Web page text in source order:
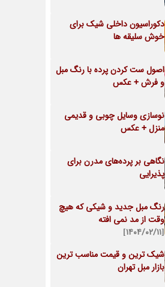
دکوراسیون داخلی شیک برای
خوش سلیقه ها
اصول ست کردن پرده با رنگ مبل
و فرش + عکس
نوسازی وسایل چوبی و قدیمی
منزل + عکس
نگاهی بر پرده‌های مدرن برای
پذیرایی
رنگ مبل جدید و شیکی که هیچ
وقت از مد نمی افته
[۱۴۰۴/۰۲/۱۱]
شیک ترین و قیمت مناسب ترین
بازار مبل تهران